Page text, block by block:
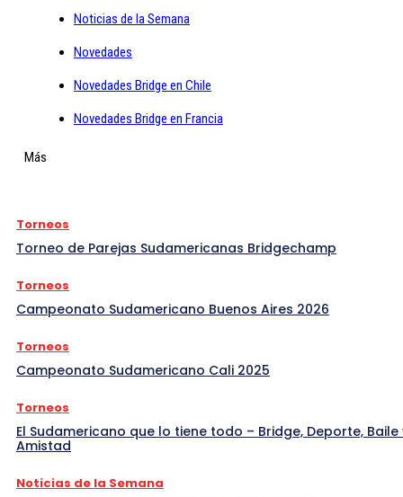
Noticias de la Semana
Novedades
Novedades Bridge en Chile
Novedades Bridge en Francia
Más
Torneos
Torneo de Parejas Sudamericanas Bridgechamp
Torneos
Campeonato Sudamericano Buenos Aires 2026
Torneos
Campeonato Sudamericano Cali 2025
Torneos
El Sudamericano que lo tiene todo – Bridge, Deporte, Baile
Amistad
Noticias de la Semana